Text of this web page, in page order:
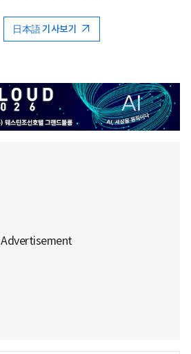
日本語 기사보기